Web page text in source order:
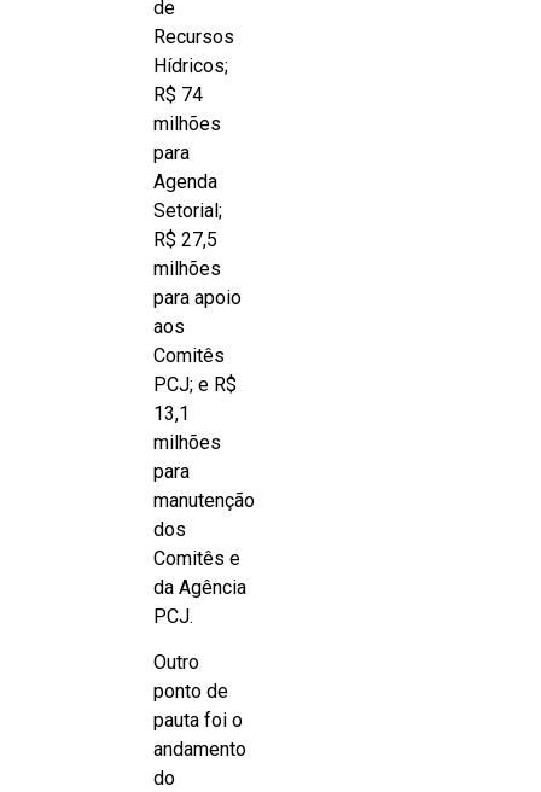
de
Recursos
Hídricos;
R$ 74
milhões
para
Agenda
Setorial;
R$ 27,5
milhões
para apoio
aos
Comitês
PCJ; e R$
13,1
milhões
para
manutenção
dos
Comitês e
da Agência
PCJ.
Outro
ponto de
pauta foi o
andamento
do